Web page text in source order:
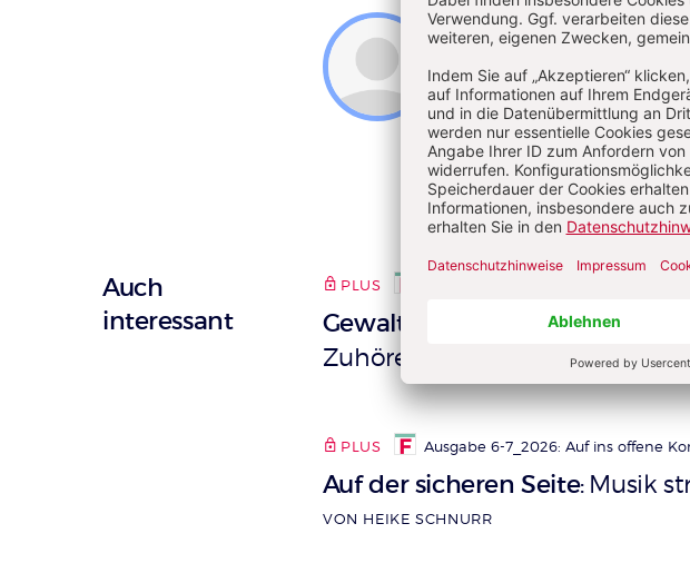
Kathrin Hansen
Staatlich anerkannte
als Fachberaterin für Kitas
ihrer Arbeitsschwerpunkte
sowie die Präventionsarbeit
Auch
interessant
PLUS
Gewaltprävention partizipativ
Zuhören
VON SARAH WESTERMANN,
PLUS Ausgabe 6-7_2026: Auf ins offene
Auf der sicheren Seite: Musik
VON HEIKE SCHNURR